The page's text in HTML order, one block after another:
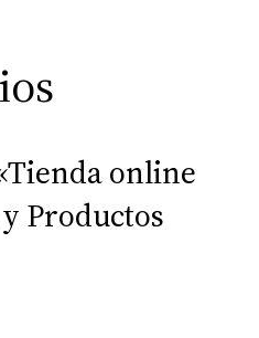
online
Productos